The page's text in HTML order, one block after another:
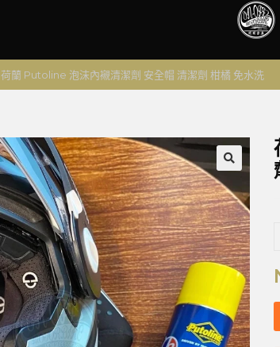
荷蘭 Putoline 泡沫內襯清潔劑 安全帽 清潔劑 柑橘 免水洗